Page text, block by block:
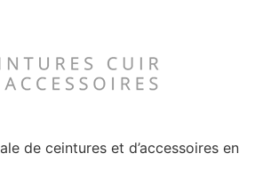
de ceintures et d’accessoires en